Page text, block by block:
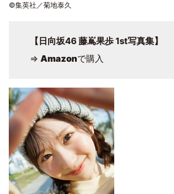
©集英社／菊地泰久
【日向坂46 藤嶌果歩 1st写真集】
⇒ Amazonで購入